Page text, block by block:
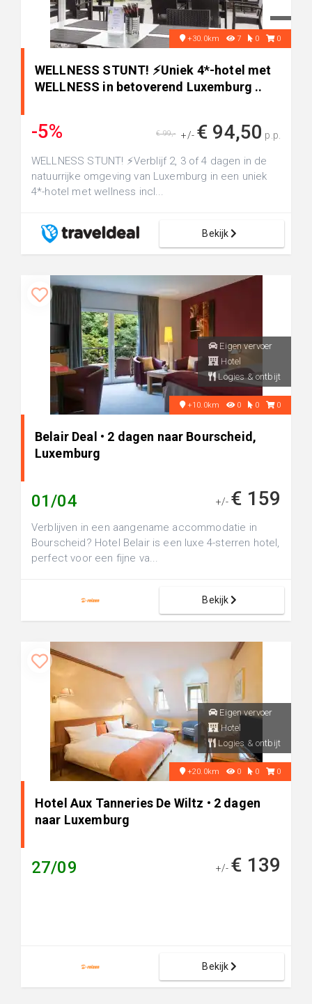
+30.0km 7 0 0
WELLNESS STUNT! ⚡️Uniek 4*-hotel met
WELLNESS in betoverend Luxemburg ..
-5% +/- € 94,50 p.p.
€ 99,-
WELLNESS STUNT! ⚡️Verblijf 2, 3 of 4 dagen in de
natuurrijke omgeving van Luxemburg in een uniek
4*-hotel met wellness incl...
Bekijk
Eigen vervoer
Hotel
Logies & ontbijt
+10.0km 0 0 0
Belair Deal • 2 dagen naar Bourscheid,
Luxemburg
01/04 +/- € 159
Verblijven in een aangename accommodatie in
Bourscheid? Hotel Belair is een luxe 4-sterren hotel,
perfect voor een fijne va...
Bekijk
Eigen vervoer
Hotel
Logies & ontbijt
+20.0km 0 0 0
Hotel Aux Tanneries De Wiltz • 2 dagen
naar Luxemburg
27/09 +/- € 139
Bekijk